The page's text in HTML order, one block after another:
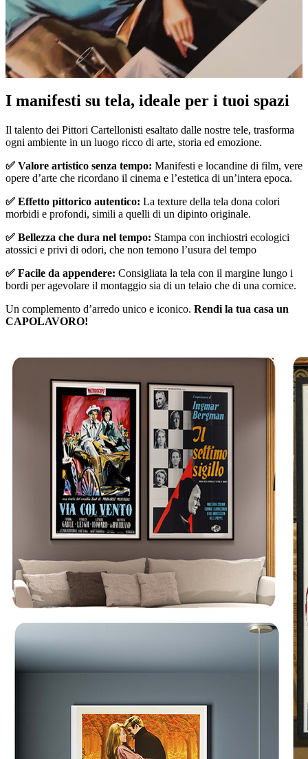
I manifesti su tela, ideale per i tuoi spazi
Il talento dei Pittori Cartellonisti esaltato dalle nostre tele, trasforma
ogni ambiente in un luogo ricco di arte, storia ed emozione.
✅ Valore artistico senza tempo: Manifesti e locandine di film, vere
opere d’arte che ricordano il cinema e l’estetica di un’intera epoca.
✅ Effetto pittorico autentico: La texture della tela dona colori
morbidi e profondi, simili a quelli di un dipinto originale.
✅ Bellezza che dura nel tempo: Stampa con inchiostri ecologici
atossici e privi di odori, che non temono l’usura del tempo
✅ Facile da appendere: Consigliata la tela con il margine lungo i
bordi per agevolare il montaggio sia di un telaio che di una cornice.
Un complemento d’arredo unico e iconico. Rendi la tua casa un
CAPOLAVORO!